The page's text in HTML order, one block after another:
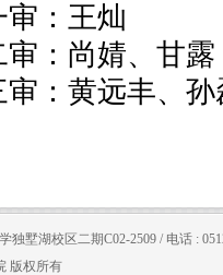
审：王灿
审：尚婧、甘露
审：黄远丰、孙
墅湖校区二期C02-2509 / 电话 :
版权所有